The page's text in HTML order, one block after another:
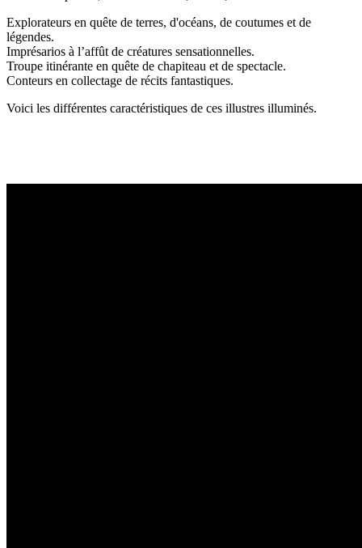
Explorateurs en quête de terres, d'océans, de coutumes et de
légendes.
Imprésarios à l’affût de créatures sensationnelles.
Troupe itinérante en quête de chapiteau et de spectacle.
Conteurs en collectage de récits fantastiques.
Voici les différentes caractéristiques de ces illustres illuminés.